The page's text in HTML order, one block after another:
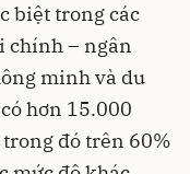
biệt trong các
chính – ngân
minh và du
hơn 15.000
đó trên 60%